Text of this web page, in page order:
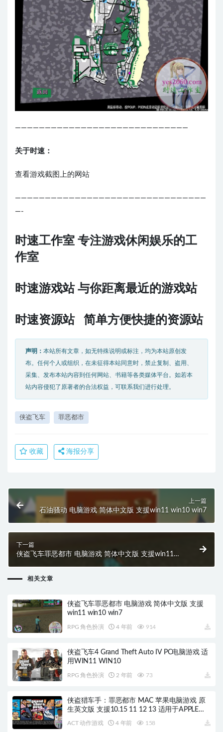
—————————————————————————————
关于时速：
查看游戏截图上的网站
————————————————————————————————
—-
时速工作室 专注游戏休闲娱乐的工
作室
时速游戏站 与你距离最近的游戏站
时速资源站 简单方便快捷的资源站
声明： 本站所有文章，如无特殊说明或标注，均为本站原创发
布。任何个人或组织，在未征得本站同意时，禁止复制、盗用、
采集、发布本站内容到任何网站、书籍等各类媒体平台。如若本
站内容侵犯了原著者的合法权益，可联系我们进行处理。
侠盗飞车 罪恶都市
收藏 海报分享
上一篇
石油骚动 电脑游戏 简体中文版 支援win11 win10 win7
下一篇
侠盗飞车罪恶都市 电脑游戏 简体中文版 支援win11
相关文章
侠盗飞车罪恶都市 电脑游戏 简体中文版 支援
win11 win10 win7
RPG 角色扮演 4 年前 914
侠盗飞车4 Grand Theft Auto IV PC电脑游戏 适
用WIN11 WIN10
RPG 角色扮演 2 年前 73
侠盗猎车手：罪恶都市 MAC 苹果电脑游戏 原
生英文版 支援10.15 11 12 13 适用于APPLE
ACT 动作游戏 4 年前 158